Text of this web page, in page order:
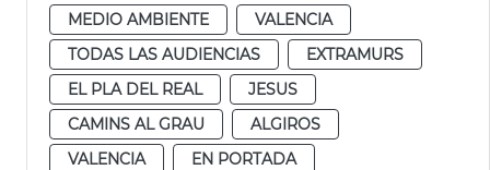
MEDIO AMBIENTE
VALENCIA
TODAS LAS AUDIENCIAS
EXTRAMURS
EL PLA DEL REAL
JESUS
CAMINS AL GRAU
ALGIROS
VALENCIA
EN PORTADA